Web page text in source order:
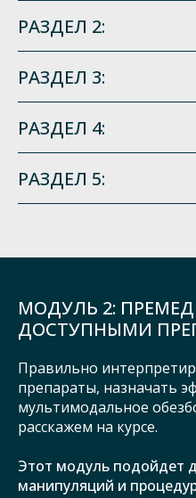
РАЗДЕЛ 2:
РАЗДЕЛ 3:
РАЗДЕЛ 4:
РАЗДЕЛ 5:
МОДУЛЬ 2:
ДОСТУПНЫМИ
Правильно
препараты, назначать
мультимодальное
расскажем на курсе.
Этот модуль подойдет
манипуляций и